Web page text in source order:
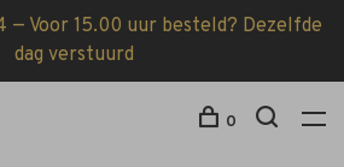
— Voor 15.00 uur besteld? Dezelfde
dag verstuurd
0